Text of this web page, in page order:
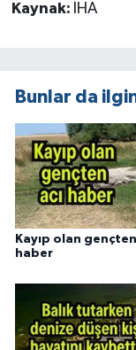
Kaynak: İHA
Bunlar da
Kayıp olan gençten
haber